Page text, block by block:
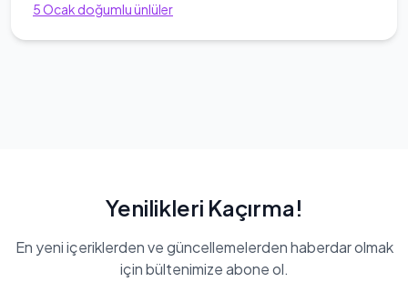
5Ocak doğumlu ünlüler
Yenilikleri Kaçırma!
En yeni içeriklerden ve güncellemelerden haberdar olmak
için bültenimize abone ol.